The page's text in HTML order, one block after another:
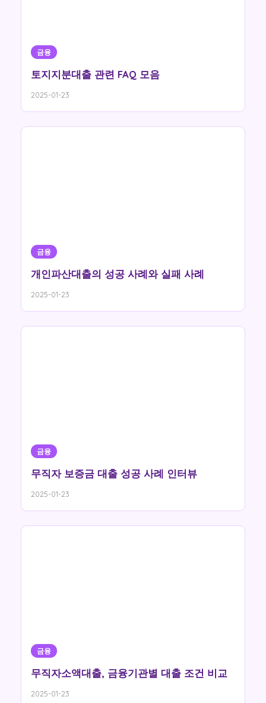
금융
토지지분대출 관련 FAQ 모음
2025-01-23
금융
개인파산대출의 성공 사례와 실패 사례
2025-01-23
금융
무직자 보증금 대출 성공 사례 인터뷰
2025-01-23
금융
무직자소액대출, 금융기관별 대출 조건 비교
2025-01-23